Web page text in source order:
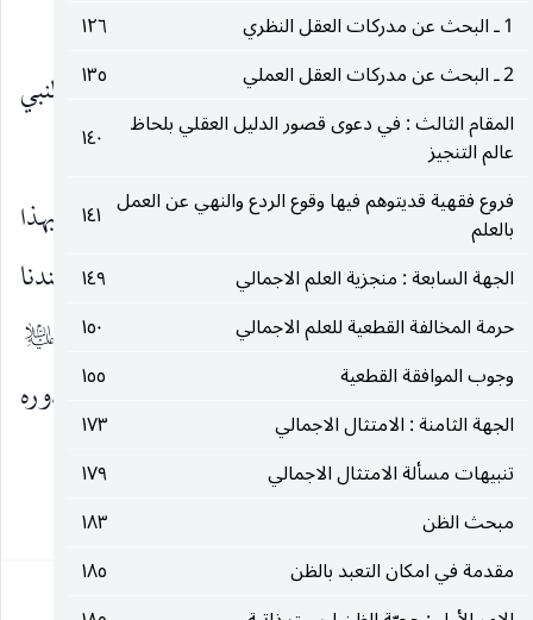
1 ـ البحث عن مدركات العقل النظري
١٢٦
2 ـ البحث عن مدركات العقل العملي
١٣٥
المقام الثالث : في دعوى قصور الدليل العقلي بلحاظ
عالم التنجيز
١٤٠
فروع فقهية قديتوهم فيها وقوع الردع والنهي عن العمل
بالعلم
١٤١
الجهة السابعة : منجزية العلم الاجمالي
١٤٩
حرمة المخالفة القطعية للعلم الاجمالي
١٥٠
وجوب الموافقة القطعية
١٥٥
الجهة الثامنة : الامتثال الاجمالي
١٧٣
تنبيهات مسألة الامتثال الاجمالي
١٧٩
مبحث الظن
١٨٣
مقدمة في امكان التعبد بالظن
١٨٥
« نقله أبو داود في سُننه ج ٤ ص ٩٨ ».
فيستدلّ بها على حجية الإجماع لكونها شهادة من النبي
صلى‌الله‌عليه‌وآله‌وسلمبعصمة مجموع الأُمة.
وقد يناقش في هذا الاستدلال بأنَّ غاية ما يثبت بهذا
المضمون حجية المجموع وهذا أمر صحيح مسلم عندنا
أيضا لوجود المعصوم ضمن المجموع وهو الإمام
عليه‌السلام
الموجود في كلّ زمان ، فليس في الحديث على تقدير صدوره
دلالة على أكثر من وجود المعصوم في الأمة.